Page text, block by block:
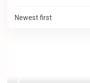
Newest first